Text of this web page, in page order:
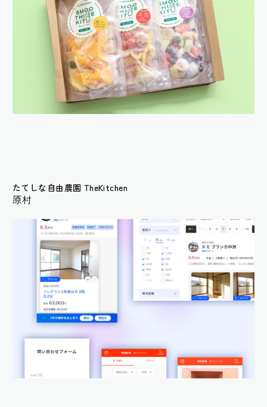
たてしな自由農園 TheKitchen
原村